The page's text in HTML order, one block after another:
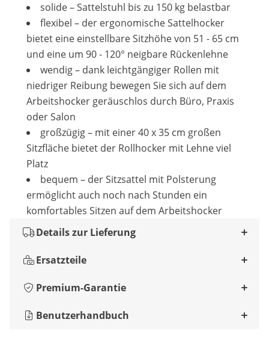
solide – Sattelstuhl bis zu 150 kg belastbar
flexibel – der ergonomische Sattelhocker
bietet eine einstellbare Sitzhöhe von 51 - 65 cm
und eine um 90 - 120° neigbare Rückenlehne
wendig – dank leichtgängiger Rollen mit
niedriger Reibung bewegen Sie sich auf dem
Arbeitshocker geräuschlos durch Büro, Praxis
oder Salon
großzügig – mit einer 40 x 35 cm großen
Sitzfläche bietet der Rollhocker mit Lehne viel
Platz
bequem – der Sitzsattel mit Polsterung
ermöglicht auch noch nach Stunden ein
komfortables Sitzen auf dem Arbeitshocker
Details zur Lieferung
Ersatzteile
Premium-Garantie
Benutzerhandbuch